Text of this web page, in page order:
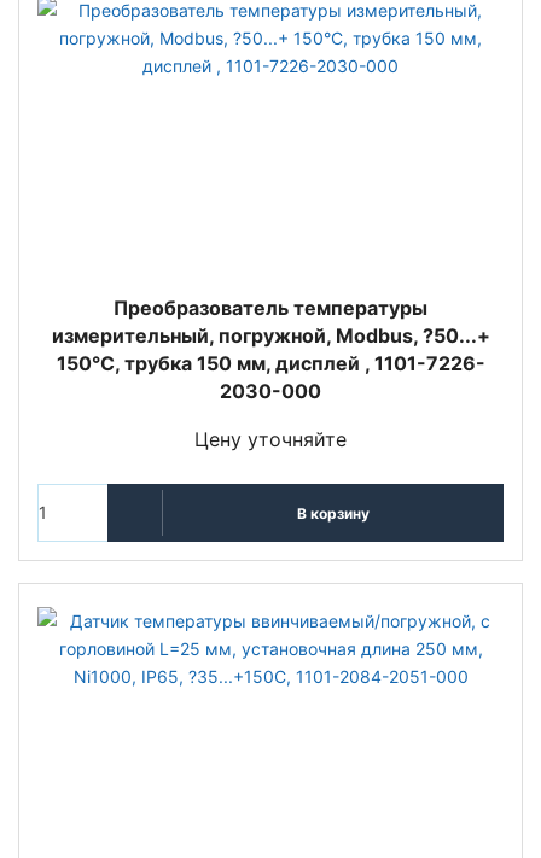
Преобразователь температуры
измерительный, погружной, Modbus, ?50...+
150°C, трубка 150 мм, дисплей , 1101-7226-
2030-000
Цену уточняйте
В корзину